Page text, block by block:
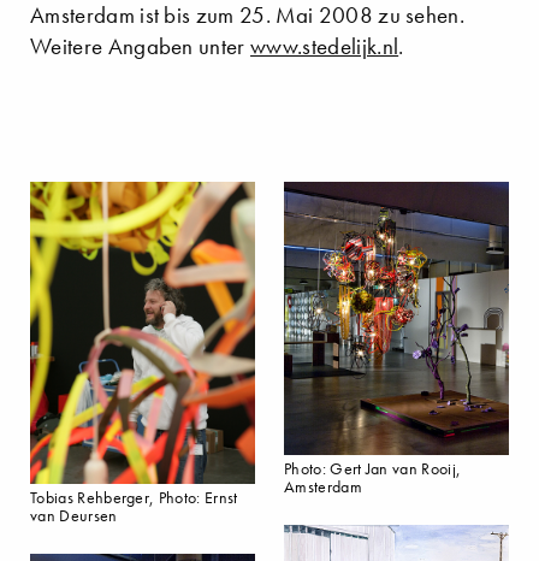
Amsterdam ist bis zum 25. Mai 2008 zu sehen.
Weitere Angaben unterwww.stedelijk.nl.
Tobias Rehberger, Photo: Ernst
van Deursen
Photo: Gert Jan van Rooij,
Amsterdam